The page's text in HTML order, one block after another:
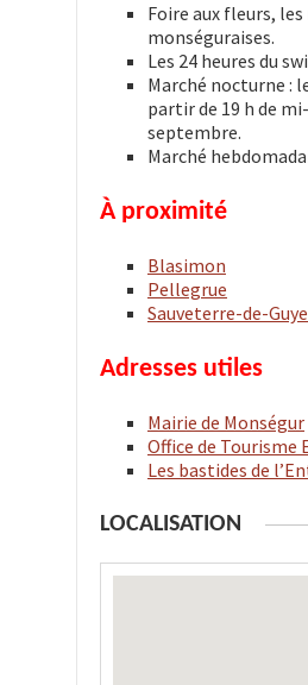
Foire aux fleurs,
monséguraises.
Les 24 heures du
Marché nocturne :
partir de 19 h de
septembre.
Marché
À proximité
Blasimon
Pellegrue
Sauveterre-de-
Adresses utiles
Mairie de Monségur
Office de Tourisme
Les bastides de
LOCALISATION